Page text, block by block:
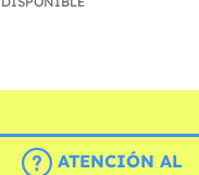
ATENCIÓN AL